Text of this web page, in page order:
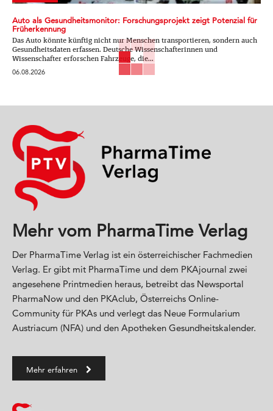
Auto als Gesundheitsmonitor: Forschungsprojekt zeigt Potenzial für
Früherkennung
Das Auto könnte künftig nicht nur Menschen transportieren, sondern auch
Gesundheitsdaten erfassen. Deutsche Wissenschafterinnen und
Wissenschafter erforschen Fahrzeuge, die...
06.08.2026